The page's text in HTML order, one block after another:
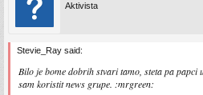
Aktivista
Stevie_Ray said:
Bilo je bome dobrih stvari tamo, steta pa papci
sam koristit news grupe. :mrgreen: